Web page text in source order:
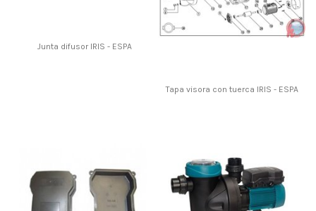
Junta difusor IRIS - ESPA
Tapa visora con tuerca IRIS - ESPA